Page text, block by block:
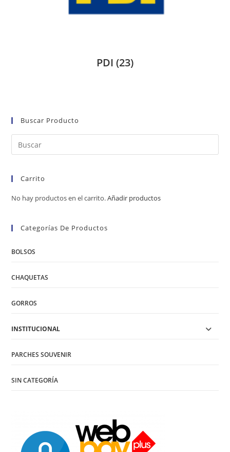
PDI (23)
Buscar Producto
Carrito
No hay productos en el carrito.Añadir productos
Categorías De Productos
BOLSOS
CHAQUETAS
GORROS
INSTITUCIONAL
PARCHES SOUVENIR
SIN CATEGORÍA